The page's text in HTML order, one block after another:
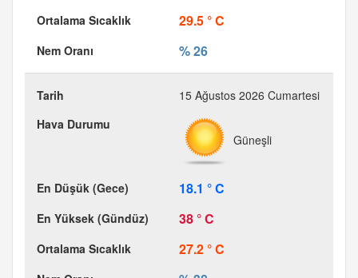
29.5 ° C
% 26
15 Ağustos 2026 Cumartesi
Güneşli
18.1 ° C
38 ° C
27.2 ° C